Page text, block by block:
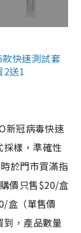
快速測試套
2送1
新冠病毒快速
樣，準確性
於門市買滿指
價只售$20/盒
盒（單售價
，產品數量